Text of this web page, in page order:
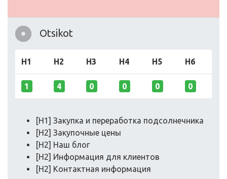
Otsikot
H1 H2 H3 H4 H5 H6
1 4 0 0 0 0
[H1] Закупка и переработка подсолнечника
[H2] Закупочные цены
[H2] Наш блог
[H2] Информация для клиентов
[H2] Контактная информация